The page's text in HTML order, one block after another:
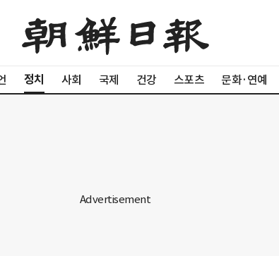
정치 사회 국제 건강 스포츠 문화·연예